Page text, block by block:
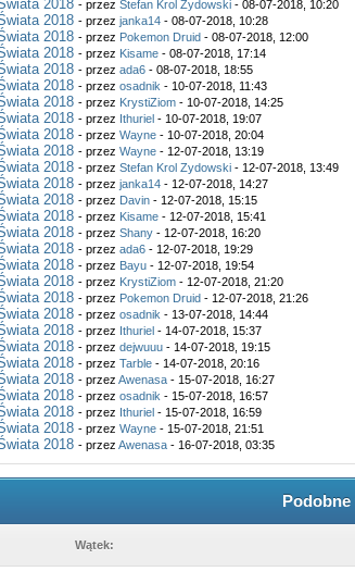
2018 - przezStefan Krol Zydowski - 08-07-2018, 10:20
2018 - przezjanka14 - 08-07-2018, 10:28
2018 - przez Pokemon Druid - 08-07-2018, 12:00
2018 - przez Kisame - 08-07-2018, 17:14
2018 - przezada6 - 08-07-2018, 18:55
2018 - przezosadnik - 10-07-2018, 11:43
2018 - przez KrystiZiom - 10-07-2018, 14:25
2018 - przez Ithuriel - 10-07-2018, 19:07
2018 - przezWayne - 10-07-2018, 20:04
2018 - przezWayne - 12-07-2018, 13:19
2018 - przezStefan Krol Zydowski - 12-07-2018, 13:49
2018 - przezjanka14 - 12-07-2018, 14:27
2018 - przez Davin - 12-07-2018, 15:15
2018 - przez Kisame - 12-07-2018, 15:41
2018 - przezShany - 12-07-2018, 16:20
2018 - przezada6 - 12-07-2018, 19:29
2018 - przez Bayu - 12-07-2018, 19:54
2018 - przez KrystiZiom - 12-07-2018, 21:20
2018 - przez Pokemon Druid - 12-07-2018, 21:26
2018 - przezosadnik - 13-07-2018, 14:44
2018 - przez Ithuriel - 14-07-2018, 15:37
2018 - przezdejwuuu - 14-07-2018, 19:15
2018 - przezTarble - 14-07-2018, 20:16
2018 - przezAwenasa - 15-07-2018, 16:27
2018 - przezosadnik - 15-07-2018, 16:57
2018 - przez Ithuriel - 15-07-2018, 16:59
2018 - przezWayne - 15-07-2018, 21:51
2018 - przezAwenasa - 16-07-2018, 03:35
Wątek: